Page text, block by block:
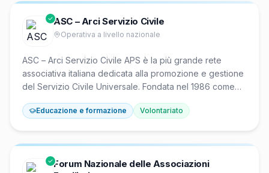
International riconosciuta dall'OMS.
ASC – Arci Servizio Civile
Operativa a livello nazionale
ASC – Arci Servizio Civile APS è la più grande rete
associativa italiana dedicata alla promozione e gestione
del Servizio Civile Universale. Fondata nel 1986 come
(ARCI APS, Arciragazzi APS, Auser APS, Legambiente
ambientale e culturale, educazione, agricoltura sociale e
Educazione e formazione Volontariato
Forum Nazionale delle Associazioni